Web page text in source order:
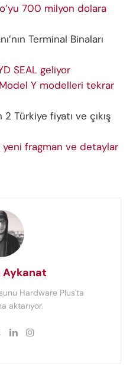
700 milyon dolara
Terminal Binaları
SEAL geliyor
Y modelleri tekrar
Türkiye fiyatı ve çıkış
yeni fragman ve detaylar
Aykanat
Hardware Plus'ta
aktarıyor.